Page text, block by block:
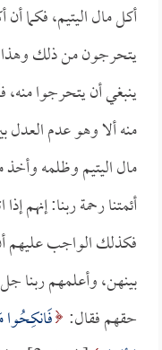
أكل مال اليتيم، فكما
يتحرجون من ذلك
ينبغي أن يتحرجوا منه،
منه ألا وهو عدم العدل
مال اليتيم وظلمه وأخذ
أئمتنا رحمة ربنا: إنهم
فكذلك الواجب عليهم أن
بينهن، وأعلمهم
حقهم فقال: